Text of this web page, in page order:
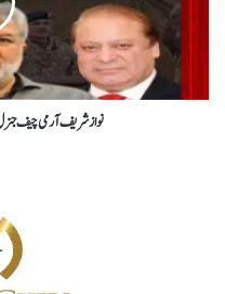
نواز شریف آرمی چیف